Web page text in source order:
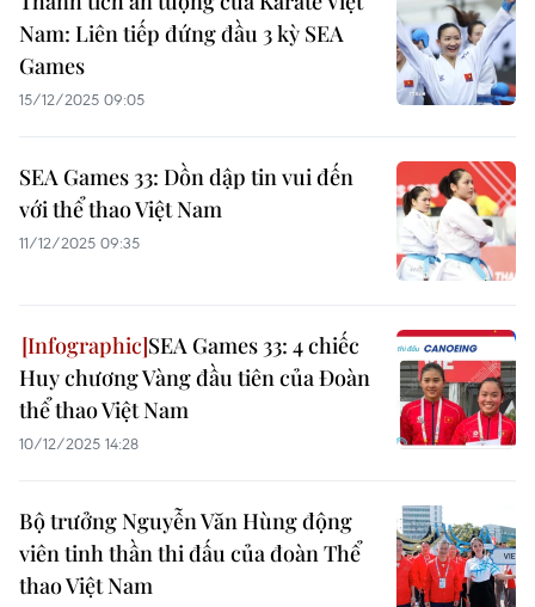
Nam: Liên tiếp đứng đầu 3 kỳ SEA
Games
15/12/2025 09:05
SEA Games 33: Dồn dập tin vui đến
với thể thao Việt Nam
11/12/2025 09:35
SEA Games 33: 4 chiếc
Huy chương Vàng đầu tiên của Đoàn
thể thao Việt Nam
10/12/2025 14:28
Bộ trưởng Nguyễn Văn Hùng động
viên tinh thần thi đấu của đoàn Thể
thao Việt Nam